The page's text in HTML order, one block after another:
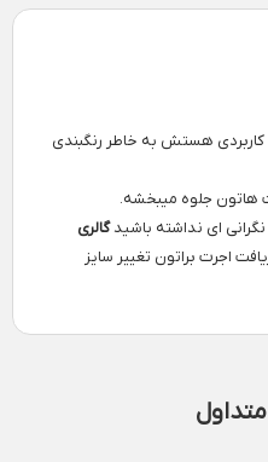
کاربردی هستش به خاطر رنگبندی
هاتون جلوه میبخشه.
ای نداشته باشیدگالری
اجرت براتون تغییر سایز